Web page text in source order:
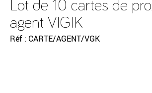
Lot de 10 cartes de
agent VIGIK
Réf CARTE/AGENT/VGK